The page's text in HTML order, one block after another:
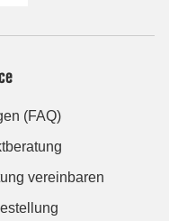
(FAQ)
vereinbaren